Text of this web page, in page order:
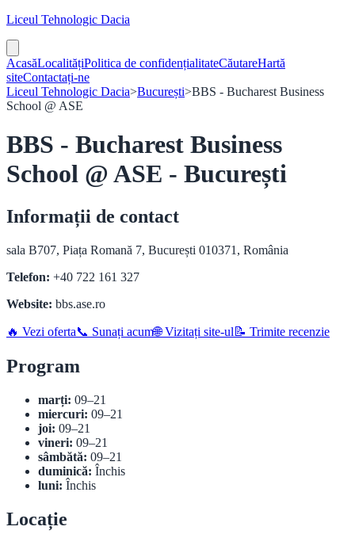
Liceul Tehnologic Dacia
AcasăLocalitățiPolitica de confidențialitateCăutareHartă
siteContactați-ne
Liceul Tehnologic Dacia>București>BBS - Bucharest Business
School @ ASE
BBS - Bucharest Business
School @ ASE - București
Informații de contact
sala B707, Piața Romană 7, București 010371, România
Telefon: +40 722 161 327
Website: bbs.ase.ro
🔥 Vezi oferta📞 Sunați acum🌐 Vizitați site-ul 📝 Trimite recenzie
Program
marți: 09–21
miercuri: 09–21
joi: 09–21
vineri: 09–21
sâmbătă: 09–21
duminică: Închis
luni: Închis
Locație